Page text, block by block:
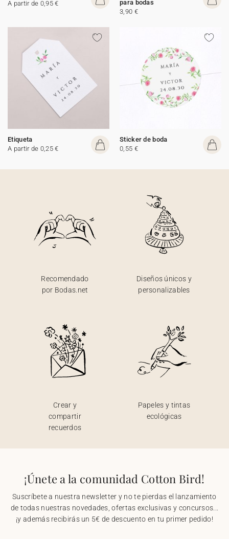
A partir de 0,95 €
para bodas
3,90 €
Etiqueta
A partir de 0,25 €
Sticker de boda
0,55 €
Recomendado
por Bodas.net
Diseños únicos y
personalizables
Crear y
compartir
recuerdos
Papeles y tintas
ecológicas
¡Únete a la comunidad Cotton Bird!
Suscríbete a nuestra newsletter y no te pierdas el lanzamiento
de todas nuestras novedades, ofertas exclusivas y concursos...
¡y además recibirás un 5€ de descuento en tu primer pedido!